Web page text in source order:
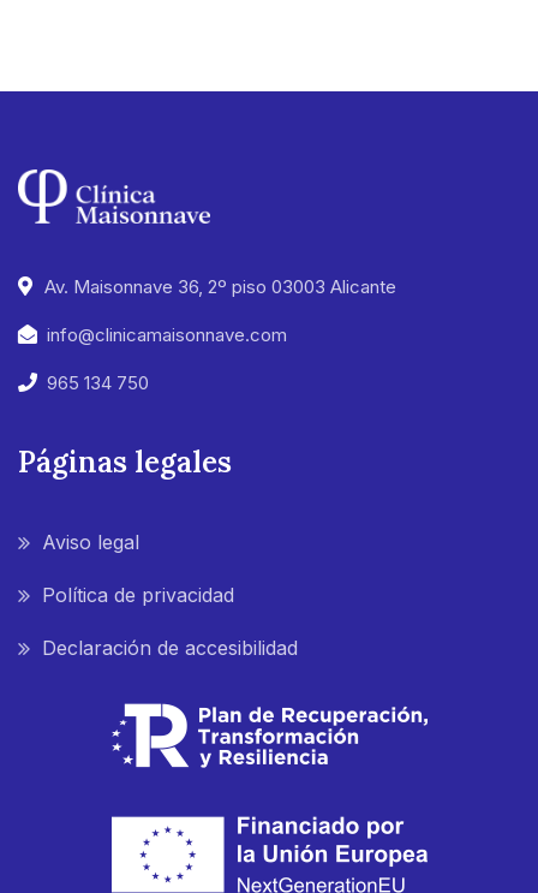
Av. Maisonnave 36, 2º piso 03003 Alicante
info@clinicamaisonnave.com
965 134 750
Páginas legales
Aviso legal
Política de privacidad
Declaración de accesibilidad